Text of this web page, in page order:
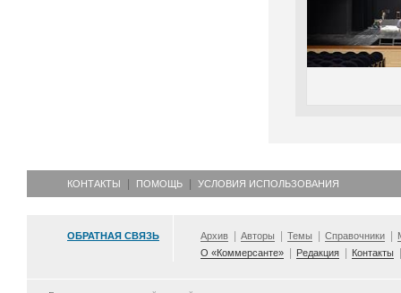
КОНТАКТЫ ПОМОЩЬ УСЛОВИЯ ИСПОЛЬЗОВАНИЯ
ОБРАТНАЯ СВЯЗЬ Архив Авторы Темы Справочники
О «Коммерсанте»
Редакция Контакты